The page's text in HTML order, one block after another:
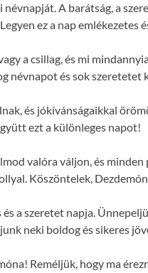
A barátság, a
ez a nap emlékezetes
a csillag, és mi
névnapot és sok szeretetet
és jókívánságaikkal
ezt a különleges napot!
valóra váljon, és
Köszöntelek,
a szeretet napja.
neki boldog és sikeres
Reméljük, hogy ma